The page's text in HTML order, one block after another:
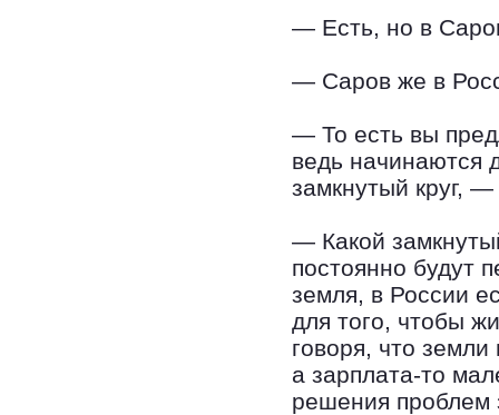
— Есть, но в
— Саров же в
— То есть вы
ведь начинаются
замкнутый круг,
— Какой
постоянно будут
земля, в России
для того, чтобы
говоря, что
а зарплата-то
решения проблем